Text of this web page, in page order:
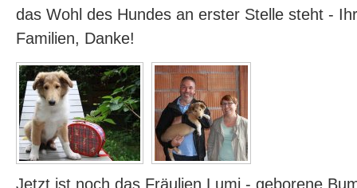
das Wohl des Hundes an erster Stelle steht -
Familien, Danke!
Jetzt ist noch das Fräulien Lumi - geborene